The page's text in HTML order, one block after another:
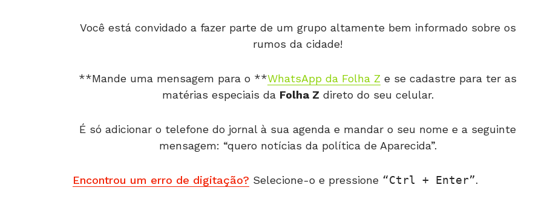
Você está convidado a fazer parte de um grupo altamente bem informado sobre os
rumos da cidade!
**Mande uma mensagem para o **WhatsApp da Folha Z e se cadastre para ter as
matérias especiais da Folha Z direto do seu celular.
É só adicionar o telefone do jornal à sua agenda e mandar o seu nome e a seguinte
mensagem: “quero notícias da política de Aparecida”.
Encontrou um erro de digitação? Selecione-o e pressione Ctrl + Enter .